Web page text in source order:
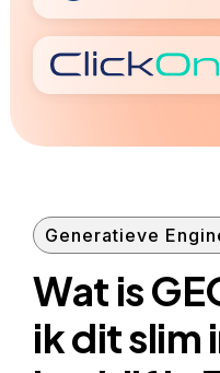
Generatieve
Wat is
ik dit slim